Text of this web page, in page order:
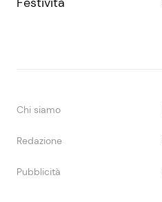
Chi siamo
Redazione
Pubblicità